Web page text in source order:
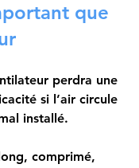
que
perdra une
si l’air circule
installé.
comprimé,